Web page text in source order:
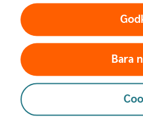
att försäkra
det för skillnad på
Bara